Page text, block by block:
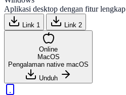
Aplikasi desktop dengan fitur lengkap
Link 1 Link 2
Online
MacOS
Pengalaman native macOS
Unduh